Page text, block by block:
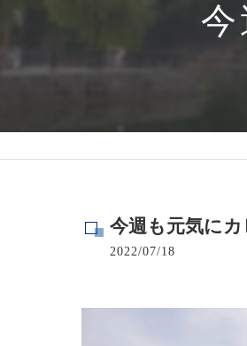
店舗のカビ取り
病院･クリニッ
今週も元気に
2022/07/18